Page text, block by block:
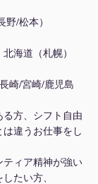
/松本）
海道（札幌）
崎/宮崎/鹿児島
方、シフト自由
違うお仕事をし
ティア精神が強い
たい方、